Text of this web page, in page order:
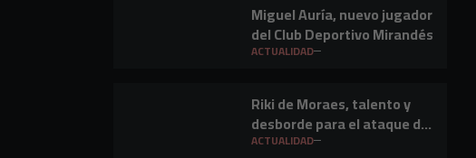
Miguel Auría, nuevo jugador
del Club Deportivo Mirandés
ACTUALIDAD
Riki de Moraes, talento y
desborde para el ataque del
Club Deportivo Mirandés
ACTUALIDAD